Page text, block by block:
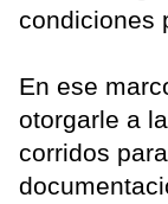
condiciones
En ese
otorgarle a
corridos